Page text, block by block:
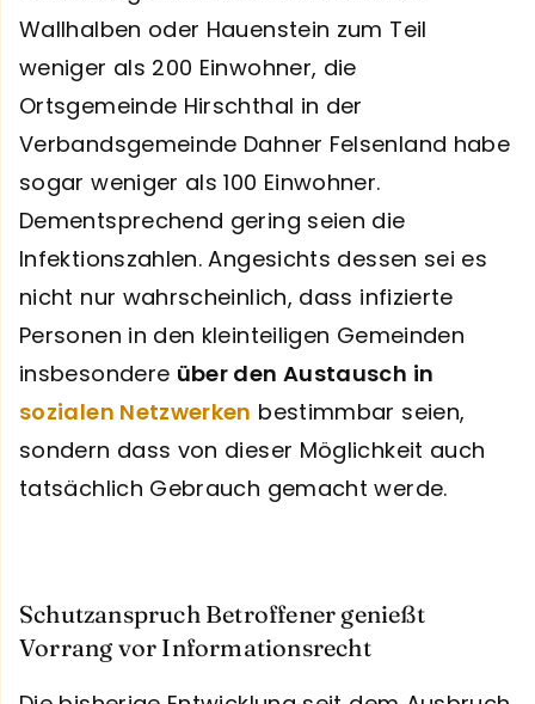
Wallhalben oder Hauenstein zum Teil
weniger als 200 Einwohner, die
Ortsgemeinde Hirschthal in der
Verbandsgemeinde Dahner Felsenland habe
sogar weniger als 100 Einwohner.
Dementsprechend gering seien die
Infektionszahlen. Angesichts dessen sei es
nicht nur wahrscheinlich, dass infizierte
Personen in den kleinteiligen Gemeinden
insbesondere über den Austausch in
sozialen Netzwerken bestimmbar seien,
sondern dass von dieser Möglichkeit auch
tatsächlich Gebrauch gemacht werde.
Schutzanspruch Betroffener genießt
Vorrang vor Informationsrecht